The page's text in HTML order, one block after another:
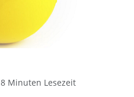
8 Minuten Lesezeit